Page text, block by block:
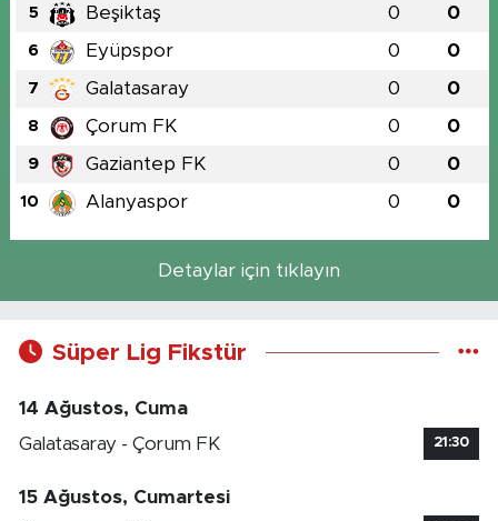
5 Beşiktaş 0 0
6 Eyüpspor 0 0
7 Galatasaray 0 0
8 Çorum FK 0 0
9 Gaziantep FK 0 0
10 Alanyaspor 0 0
Detaylar için tıklayın
Süper Lig Fikstür
14 Ağustos, Cuma
Galatasaray - Çorum FK
21:30
15 Ağustos, Cumartesi